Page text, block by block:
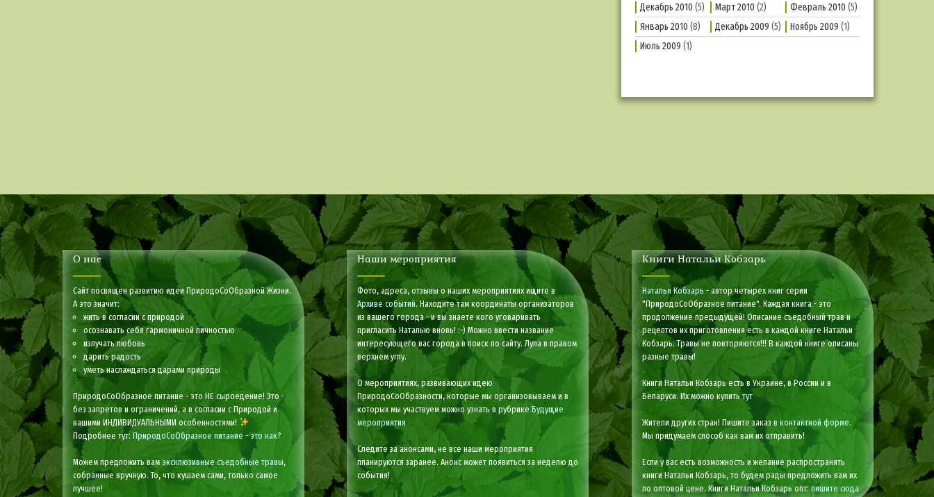
Декабрь 2010 (5) Март 2010 (2) Февраль 2010 (5)
Январь 2010 (8) Декабрь 2009 (5) Ноябрь 2009 (1)
Июль 2009 (1)
О нас
Сайт посвящен развитию идеи ПриродоСоОбразной Жизни.
А это значит:
жить в согласии с природой
осознавать себя гармоничной личностью
излучать любовь
дарить радость
уметь наслаждаться дарами природы
ПриродоСоОбразное питание - это НЕ сыроедение! Это -
без запретов и ограничений, а в согласии с Природой и
вашими ИНДИВИДУАЛЬНЫМИ особенностями!
Подробнее тут: ПриродоСоОбразное питание - это как?
Можем предложить вам эксклюзивные съедобные травы,
собранные вручную. То, что кушаем сами, только самое
лучшее!
Наши мероприятия
Фото, адреса, отзывы о наших мероприятиях ищите в
Архиве событий. Находите там координаты организаторов
из вашего города - и вы знаете кого уговаривать
пригласить Наталью вновь! :-) Можно ввести название
интересующего вас города в поиск по сайту. Лупа в правом
верхнем углу.
О мероприятиях, развивающих идею
ПриродоСоОбразности, которые мы организовываем и в
которых мы участвуем можно узнать в рубрикеБудущие
мероприятия
Следите за анонсами, не все наши мероприятия
планируются заранее. Анонс может появиться за неделю до
события!
Книги Натальи Кобзарь
Наталья Кобзарь - автор четырех книг серии
"ПриродоСоОбразное питание". Каждая книга - это
продолжение предыдущей! Описание съедобный трав и
рецептов их приготовления есть в каждой книге Натальи
Кобзарь. Травы не повторяются!!! В каждой книге описаны
разные травы!
Книги Натальи Кобзарь есть в Украине, в России и в
Беларуси. Их можно купить тут
Жители других стран! Пишите заказ в контактной форме.
Мы придумаем способ как вам их отправить!
Если у вас есть возможность и желание распространять
книги Натальи Кобзарь, то будем рады предложить вам их
по оптовой цене. Книги Натальи Кобзарь опт:пишите сюда